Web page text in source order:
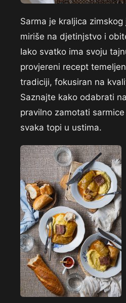
Sarma je kraljica
miriše na djetinjstvo i
Iako svatko ima svoju
provjereni recept
tradiciji, fokusiran na
Saznajte kako odabrati
pravilno zamotati
svaka topi u ustima.